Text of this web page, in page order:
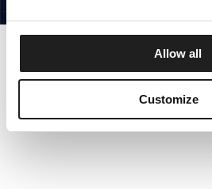
Allow all
Customize
ÍSŤ HORE